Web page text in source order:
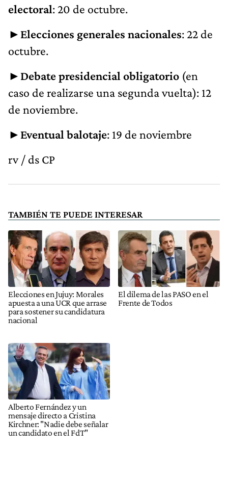
electoral: 20 de octubre.
► Elecciones generales nacionales: 22 de
octubre.
► Debate presidencial obligatorio (en
caso de realizarse una segunda vuelta): 12
de noviembre.
► Eventual balotaje: 19 de noviembre
rv / ds CP
TAMBIÉN TE PUEDE INTERESAR
Elecciones en Jujuy: Morales
apuesta a una UCR que arrase
para sostener su candidatura
nacional
El dilema de las PASO en el
Frente de Todos
Alberto Fernández y un
mensaje directo a Cristina
Kirchner: "Nadie debe señalar
un candidato en el FdT"